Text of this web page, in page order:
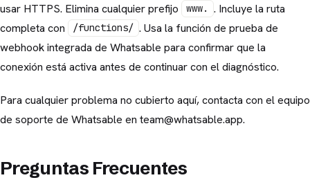
usar HTTPS. Elimina cualquier prefijo
www.
. Incluye la ruta
completa con
/functions/ . Usa la función de prueba de
webhook integrada de Whatsable para confirmar que la
conexión está activa antes de continuar con el diagnóstico.
Para cualquier problema no cubierto aquí, contacta con el equipo
de soporte de Whatsable en team@whatsable.app.
Preguntas Frecuentes